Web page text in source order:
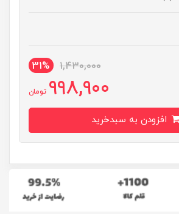
1,430,000
31%
998,900 تومان